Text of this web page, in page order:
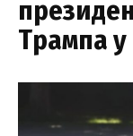
Трампа у